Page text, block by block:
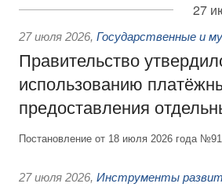
27
27 июля 2026, Государственные и
Правительство
использованию
предоставления
Постановление от 18 июля 2026 года
27 июля 2026, Инструменты